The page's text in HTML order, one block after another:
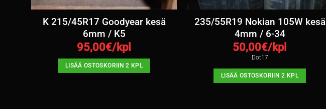
K 215/45R17 Goodyear kesä
6mm / K5
95,00€/kpl
LISÄÄ OSTOSKORIIN 2 KPL
235/55R19 Nokian 105W kesä
4mm / 6-34
50,00€/kpl
Dot17
LISÄÄ OSTOSKORIIN 2 KPL